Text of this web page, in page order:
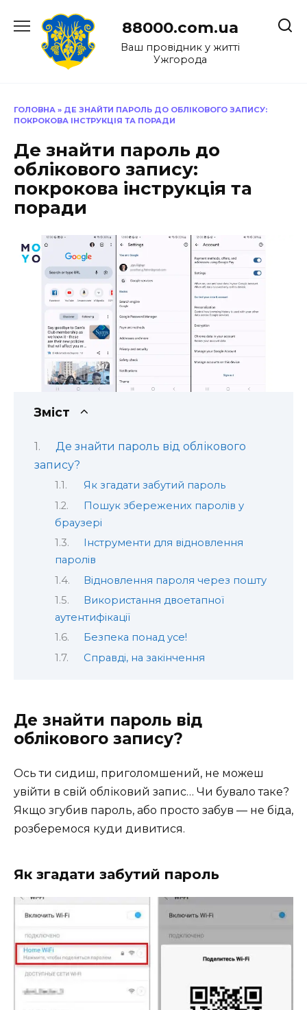
до
88000.com.ua
Ваш провідник у житті
Ужгорода
ГОЛОВНА » ДЕ ЗНАЙТИ ПАРОЛЬ ДО ОБЛІКОВОГО ЗАПИСУ:
ПОКРОКОВА ІНСТРУКЦІЯ ТА ПОРАДИ
Де знайти пароль до
облікового запису:
покрокова інструкція та
поради
Зміст
Де знайти пароль від облікового
запису?
Як згадати забутий пароль
Пошук збережених паролів у
браузері
Інструменти для відновлення
паролів
Відновлення пароля через пошту
Використання двоетапної
аутентифікації
Безпека понад усе!
Справді, на закінчення
Де знайти пароль від
облікового запису?
Ось ти сидиш, приголомшений, не можеш
увійти в свій обліковий запис… Чи бувало таке?
Якщо згубив пароль, або просто забув — не біда,
розберемося куди дивитися.
Як згадати забутий пароль